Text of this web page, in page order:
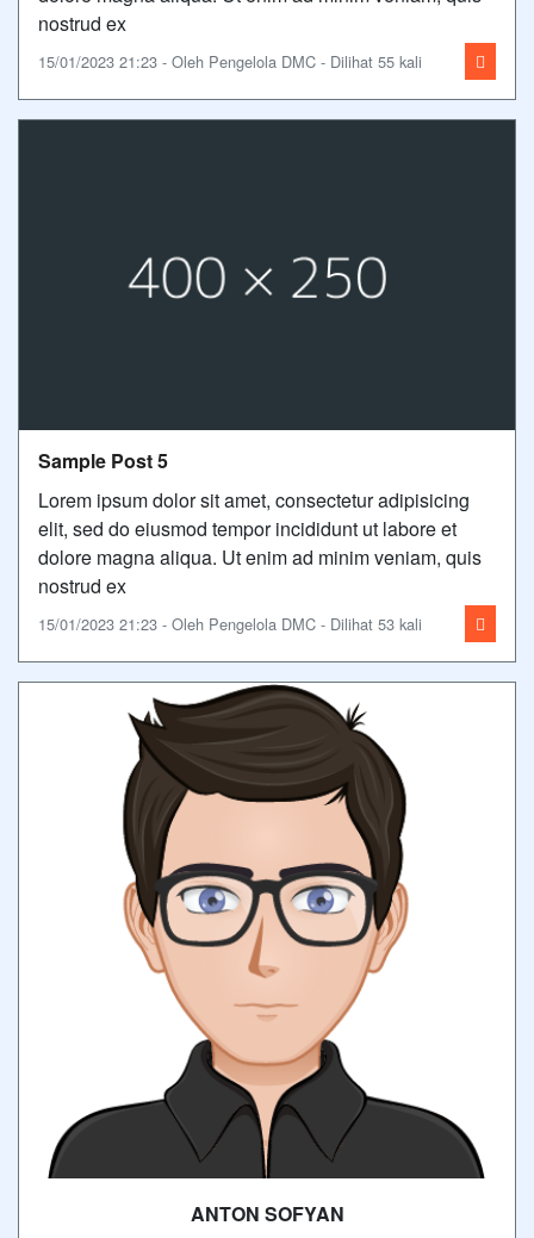
nostrud ex
15/01/2023 21:23 - Oleh Pengelola DMC - Dilihat 55 kali
Sample Post 5
Lorem ipsum dolor sit amet, consectetur adipisicing
elit, sed do eiusmod tempor incididunt ut labore et
dolore magna aliqua. Ut enim ad minim veniam, quis
nostrud ex
15/01/2023 21:23 - Oleh Pengelola DMC - Dilihat 53 kali
ANTON SOFYAN